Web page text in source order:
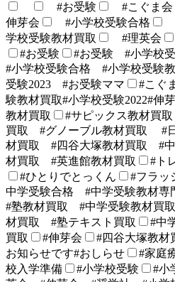
#お受験 #こぐま会
伸芽会
#小学校受験合格
学校受験教材買取
#理英会
#お受験
#お受験 #小学校
#小学校受験合格 #小学校受験
受験2023 #お受験ママ
#こぐ
験教材買取#小学校受験2022#伸
教材買取
#サピックス教材買
買取 #グノーブル教材買取 #
材買取 #四谷大塚教材買取 #中
材買取 #英進館教材買取
#ト
#ひとりでとっくん
#フラッ
中学受験合格 #中学受験教材
#塾教材買取 #中学受験教材
材買取 #塾テキスト買取
#中
買取
#伸芽会 #四谷大塚教材
お知らせです#おしらせ
#家庭
校入学準備
#小学校受験
#小